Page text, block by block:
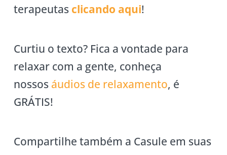
terapeutas clicando aqui!
Curtiu o texto? Fica a vontade para
relaxar com a gente, conheça
nossos áudios de relaxamento, é
GRÁTIS!
Compartilhe também a Casule em suas